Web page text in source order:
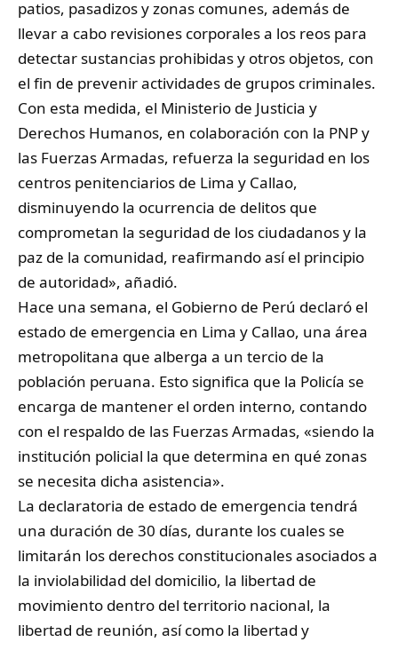
patios, pasadizos y zonas comunes, además de
llevar a cabo revisiones corporales a los reos para
detectar sustancias prohibidas y otros objetos, con
el fin de prevenir actividades de grupos criminales.
Con esta medida, el Ministerio de Justicia y
Derechos Humanos, en colaboración con la PNP y
las Fuerzas Armadas, refuerza la seguridad en los
centros penitenciarios de Lima y Callao,
disminuyendo la ocurrencia de delitos que
comprometan la seguridad de los ciudadanos y la
paz de la comunidad, reafirmando así el principio
de autoridad», añadió.
Hace una semana, el Gobierno de Perú declaró el
estado de emergencia en Lima y Callao, una área
metropolitana que alberga a un tercio de la
población peruana. Esto significa que la Policía se
encarga de mantener el orden interno, contando
con el respaldo de las Fuerzas Armadas, «siendo la
institución policial la que determina en qué zonas
se necesita dicha asistencia».
La declaratoria de estado de emergencia tendrá
una duración de 30 días, durante los cuales se
limitarán los derechos constitucionales asociados a
la inviolabilidad del domicilio, la libertad de
movimiento dentro del territorio nacional, la
libertad de reunión, así como la libertad y